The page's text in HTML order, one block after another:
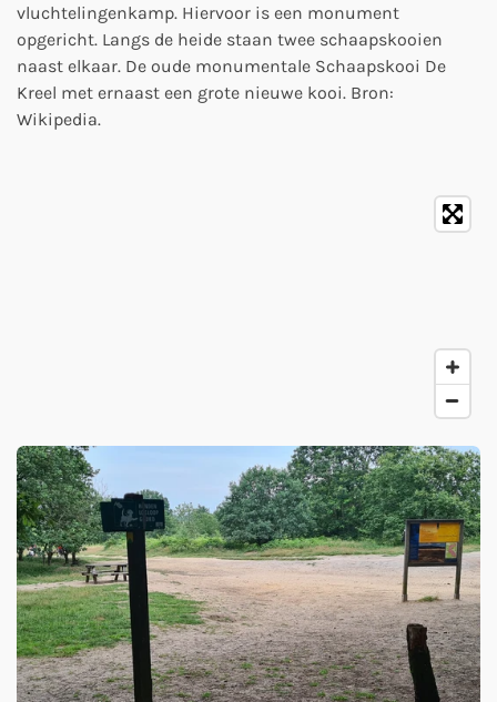
vluchtelingenkamp. Hiervoor is een monument
opgericht. Langs de heide staan twee schaapskooien
naast elkaar. De oude monumentale Schaapskooi De
Kreel met ernaast een grote nieuwe kooi. Bron:
Wikipedia.